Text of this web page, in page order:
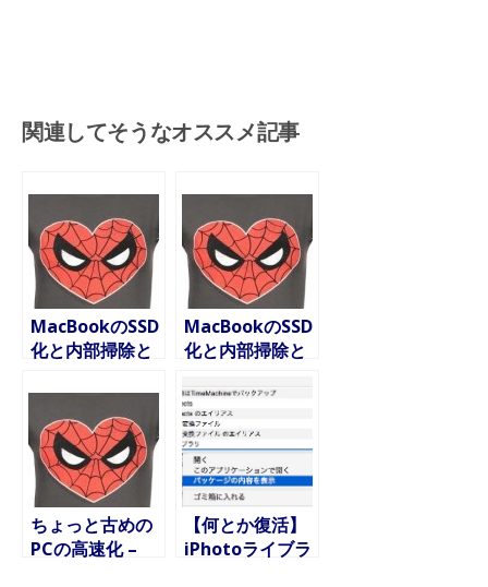
関連してそうなオススメ記事
MacBookのSSD
化と内部掃除と
（中編）
MacBookのSSD
化と内部掃除と
（後編）
ちょっと古めの
PCの高速化 –
【何とか復活】
iPhotoライブラ